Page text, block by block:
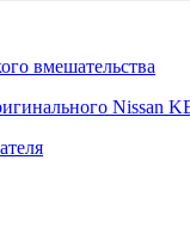
вмешательства
Nissan